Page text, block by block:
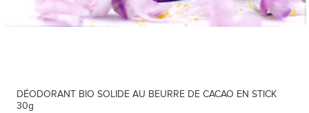
DÉODORANT BIO SOLIDE AU BEURRE DE CACAO EN STICK
30g